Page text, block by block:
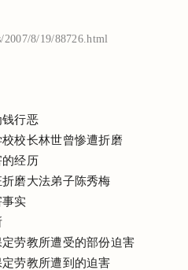
8/19/88726.html
行恶
校长林世曾惨遭折磨
经历
磨大法弟子陈秀梅
实
劳教所遭受的部份迫害
劳教所遭到的迫害